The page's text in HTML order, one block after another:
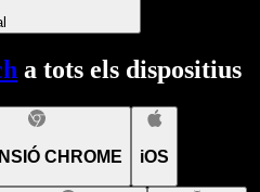
a tots els dispositius
CHROME iOS